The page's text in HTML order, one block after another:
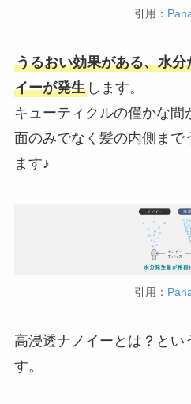
引用：
うるおい効果がある、水
イーが発生します。
キューティクルの僅かな間
面のみでなく髪の内側まで
ます♪
引用：
高浸透ナノイーとは？とい
す。